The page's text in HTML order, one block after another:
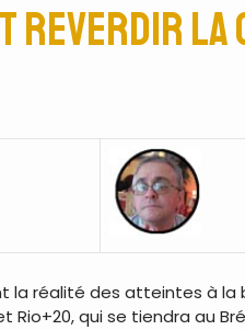
la
la réalité des atteintes à
qui se tiendra au